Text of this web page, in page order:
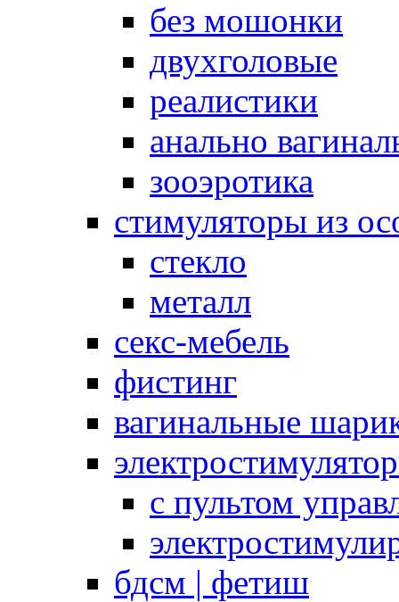
без мошонки
двухголовые
реалистики
анально
зооэротика
стимуляторы из
стекло
металл
секс-мебель
фистинг
вагинальные
с пультом
бдсм | фетиш